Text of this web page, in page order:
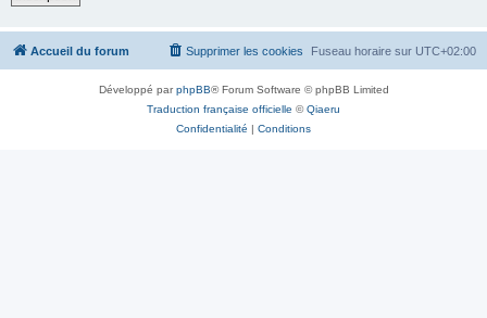
Accueil du forum Fuseau horaire sur UTC+02:00
Supprimer les cookies
Développé parphpBB® Forum Software © phpBB Limited
Traduction française officielle ©Qiaeru
Confidentialité | Conditions